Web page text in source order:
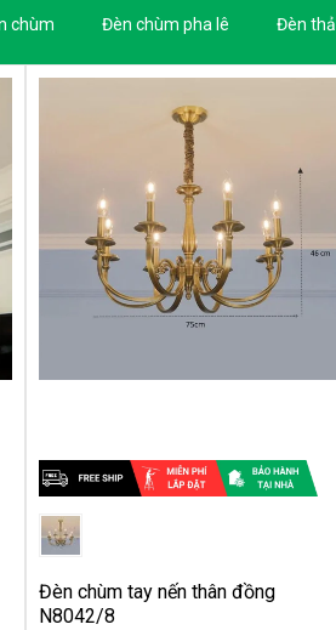
chùm Đèn chùm pha lê Đèn thả
Đèn chùm tay nến thân đồng
N8042/8